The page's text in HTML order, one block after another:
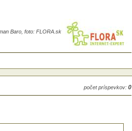
Baro, foto: FLORA.sk
počet príspevkov: 0